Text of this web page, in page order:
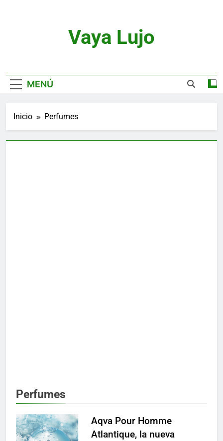
Vaya Lujo
MENÚ
Inicio Perfumes
Perfumes
Aqva Pour Homme
Atlantique, la nueva